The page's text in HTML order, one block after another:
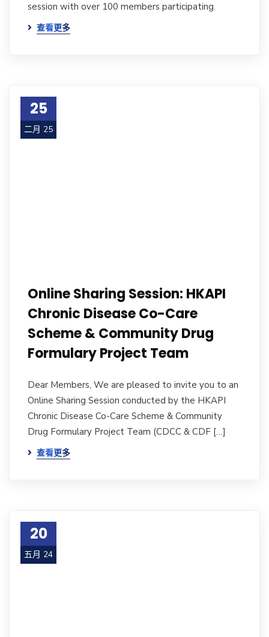
session with over 100 members participating.
查看更多
25
二月 25
Online Sharing Session: HKAPI
Chronic Disease Co-Care
Scheme & Community Drug
Formulary Project Team
Dear Members, We are pleased to invite you to an
Online Sharing Session conducted by the HKAPI
Chronic Disease Co-Care Scheme & Community
Drug Formulary Project Team (CDCC & CDF […]
查看更多
20
五月 24